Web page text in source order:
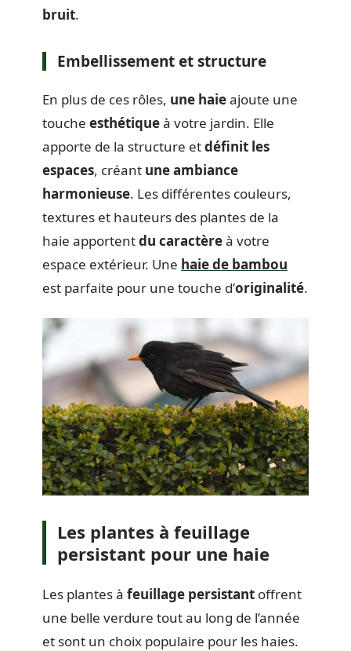
bruit.
Embellissement et structure
En plus de ces rôles, une haieajoute une
touche esthétiqueà votre jardin. Elle
apporte de la structure etdéfinit les
espaces, créant une ambiance
harmonieuse. Les différentes couleurs,
textures et hauteurs des plantes de la
haie apportentdu caractèreà votre
espace extérieur. Une haie de bambou
est parfaite pour une touche d’originalité.
Les plantes à feuillage
persistant pour une haie
Les plantes à feuillage persistant offrent
une belle verdure tout au long de l’année
et sont un choix populaire pour les haies.